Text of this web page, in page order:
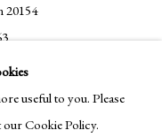
20154
2026
useful to you. Please
Cookie Policy.